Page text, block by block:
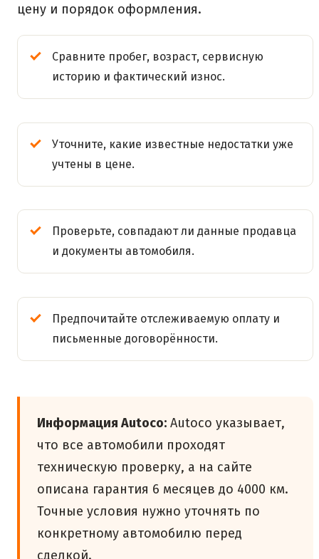
цену и порядок оформления.
Сравните пробег, возраст, сервисную
историю и фактический износ.
Уточните, какие известные недостатки уже
учтены в цене.
Проверьте, совпадают ли данные продавца
и документы автомобиля.
Предпочитайте отслеживаемую оплату и
письменные договорённости.
Информация Autoco:Autoco указывает,
что все автомобили проходят
техническую проверку, а на сайте
описана гарантия 6 месяцев до 4000 км.
Точные условия нужно уточнять по
конкретному автомобилю перед
сделкой.